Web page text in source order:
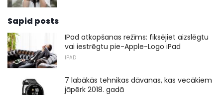
Sapid posts
IPad atkopšanas režīms: fiksējiet aizslēgtu
vai iestrēgtu pie-Apple-Logo iPad
IPAD
7 labākās tehnikas dāvanas, kas vecākiem
jāpērk 2018. gadā